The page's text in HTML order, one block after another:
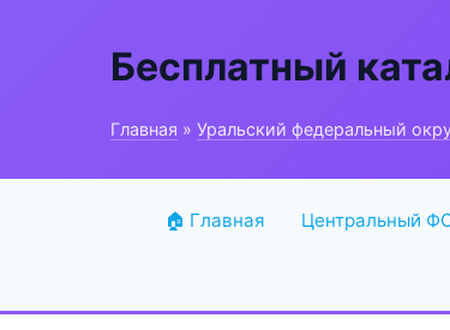
Бесплатный
Главная » Уральский федеральный
🏠 Главная Центральный